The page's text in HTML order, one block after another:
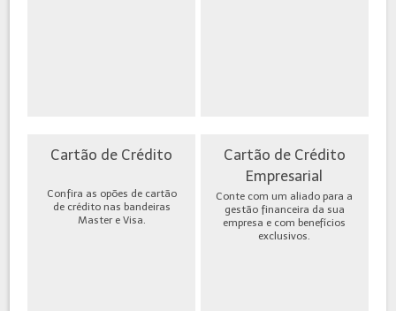
Cartão de Crédito
Confira as opões de cartão
de crédito nas bandeiras
Master e Visa.
Cartão de Crédito
Empresarial
Conte com um aliado para a
gestão financeira da sua
empresa e com benefícios
exclusivos.